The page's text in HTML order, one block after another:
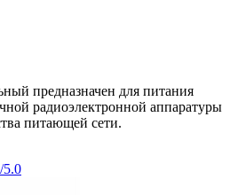
предназначен для питания
радиоэлектронной аппаратуры
питающей сети.
5.0